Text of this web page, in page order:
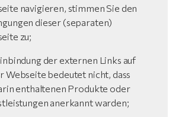
navigieren, stimmen Sie den
dieser (separaten)
zu;
der externen Links auf
Webseite bedeutet nicht, dass
enthaltenen Produkte oder
anerkannt warden;